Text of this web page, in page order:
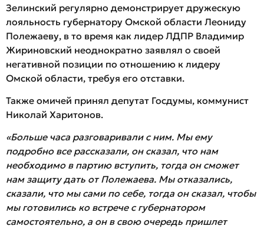
Зелинский регулярно демонстрирует дружескую
лояльность губернатору Омской области Леониду
Полежаеву, в то время как лидер ЛДПР Владимир
Жириновский неоднократно заявлял о своей
негативной позиции по отношению к лидеру
Омской области, требуя его отставки.
Также омичей принял депутат Госдумы, коммунист
Николай Харитонов.
«Больше часа разговаривали с ним. Мы ему
подробно все рассказали, он сказал, что нам
необходимо в партию вступить, тогда он сможет
нам защиту дать от Полежаева. Мы отказались,
сказали, что мы сами по себе, тогда он сказал, чтобы
мы готовились ко встрече с губернатором
самостоятельно, а он в свою очередь пришлет